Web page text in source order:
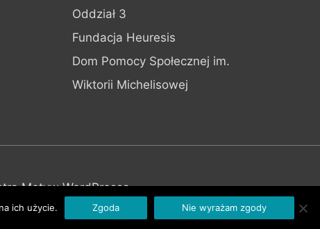
Oddział 3
Fundacja Heuresis
Dom Pomocy Społecznej im.
Wiktorii Michelisowej
Motyw WordPressa
ich użycie. Zgoda Nie wyrażam zgody